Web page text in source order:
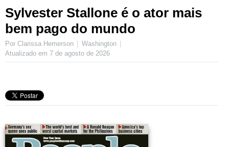
Sylvester Stallone é o ator mais
bem pago do mundo
Por Clarissa Hemerson
Washington
Atualizado em 7 de agosto de 2026